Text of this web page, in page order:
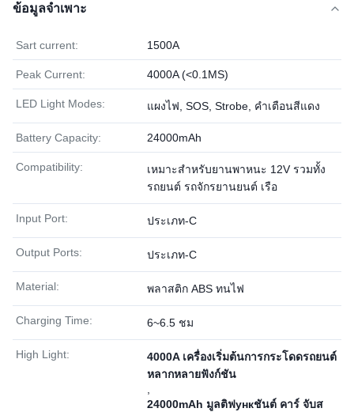
ข้อมูลจำเพาะ
Sart current: 1500A
Peak Current: 4000A (<0.1MS)
LED Light Modes: แผงไฟ, SOS, Strobe, คำเตือนสีแดง
Battery Capacity: 24000mAh
Compatibility:
เหมาะสำหรับยานพาหนะ 12V รวมทั้ง
รถยนต์ รถจักรยานยนต์ เรือ
Input Port: ประเภท-C
Output Ports: ประเภท-C
Material: พลาสติก ABS ทนไฟ
Charging Time: 6~6.5 ชม
High Light:
4000A เครื่องเริ่มต้นการกระโดดรถยนต์
หลากหลายฟังก์ชัน
24000mAh มูลติฟункชันต์ คาร์ จับส